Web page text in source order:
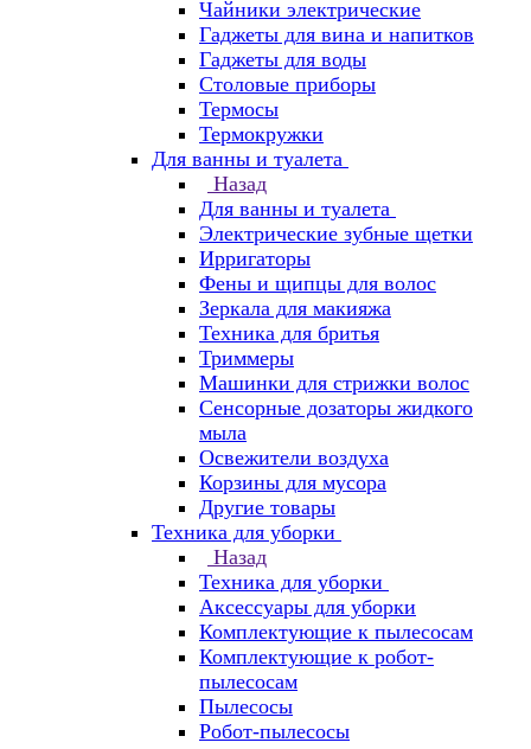
Чайники электрические
Гаджеты для вина и напитков
Гаджеты для воды
Столовые приборы
Термосы
Термокружки
Для ванны и туалета
Назад
Для ванны и туалета
Электрические зубные щетки
Ирригаторы
Фены и щипцы для волос
Зеркала для макияжа
Техника для бритья
Триммеры
Машинки для стрижки волос
Сенсорные дозаторы жидкого
мыла
Освежители воздуха
Корзины для мусора
Другие товары
Техника для уборки
Назад
Техника для уборки
Аксессуары для уборки
Комплектующие к пылесосам
Комплектующие к робот-
пылесосам
Пылесосы
Робот-пылесосы